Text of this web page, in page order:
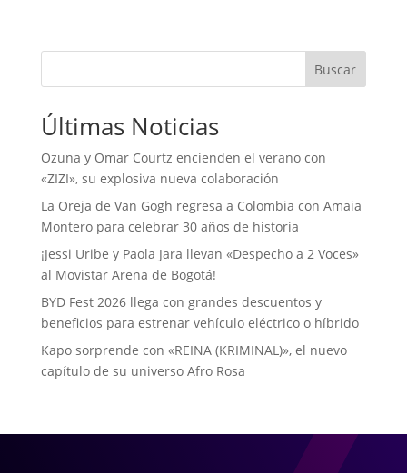
Buscar
Últimas Noticias
Ozuna y Omar Courtz encienden el verano con
«ZIZI», su explosiva nueva colaboración
La Oreja de Van Gogh regresa a Colombia con Amaia
Montero para celebrar 30 años de historia
¡Jessi Uribe y Paola Jara llevan «Despecho a 2 Voces»
al Movistar Arena de Bogotá!
BYD Fest 2026 llega con grandes descuentos y
beneficios para estrenar vehículo eléctrico o híbrido
Kapo sorprende con «REINA (KRIMINAL)», el nuevo
capítulo de su universo Afro Rosa